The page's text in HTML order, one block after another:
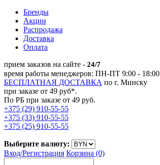
Бренды
Акции
Распродажа
Доставка
Оплата
прием заказов на сайте - 24/7
время работы менеджеров: ПН-ПТ 9:00 - 18:00
БЕСПЛАТНАЯ ДОСТАВКА по г. Минску
при заказе от 49 руб*.
По РБ при заказе от 49 руб.
+375 (29) 910-55-55
+375 (33) 910-55-55
+375 (25) 910-55-55
Выберите валюту:
Вход/Регистрация Корзина (0)